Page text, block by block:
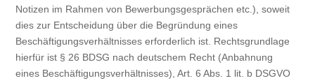
Notizen im Rahmen von Bewerbungsgesprächen etc.), soweit
dies zur Entscheidung über die Begründung eines
Beschäftigungsverhältnisses erforderlich ist. Rechtsgrundlage
hierfür ist § 26 BDSG nach deutschem Recht (Anbahnung
eines Beschäftigungsverhältnisses), Art. 6 Abs. 1 lit. b DSGVO